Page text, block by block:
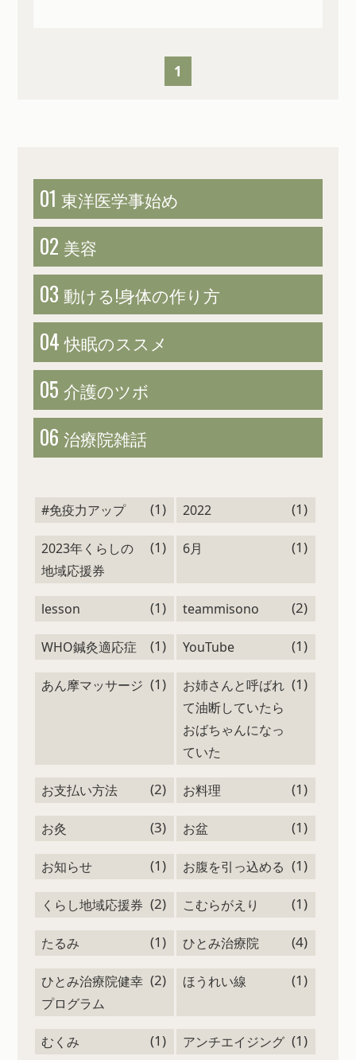
1
01 東洋医学事始め
02 美容
03 動ける!身体の作り方
04 快眠のススメ
05 介護のツボ
06 治療院雑話
#免疫力アップ (1) 2022 (1)
2023年くらしの
地域応援券
(1) 6月 (1)
lesson (1) teammisono (2)
WHO鍼灸適応症 (1) YouTube (1)
あん摩マッサージ (1)
お姉さんと呼ばれ
て油断していたら
おばちゃんになっ
ていた
(1)
お支払い方法 (2) お料理 (1)
お灸 (3) お盆 (1)
お知らせ (1) お腹を引っ込める (1)
くらし地域応援券 (2) こむらがえり (1)
たるみ (1) ひとみ治療院 (4)
ひとみ治療院健幸
プログラム
(2) ほうれい線 (1)
むくみ (1) アンチエイジング (1)